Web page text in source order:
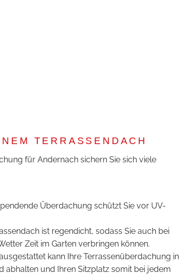
TERRASSENDACH
für Andernach sichern Sie sich viele
Überdachung schützt Sie vor UV-
ist regendicht, sodass Sie auch bei
Zeit im Garten verbringen können.
kann Ihre Terrassenüberdachung in
abhalten und Ihren Sitzplatz somit bei jedem